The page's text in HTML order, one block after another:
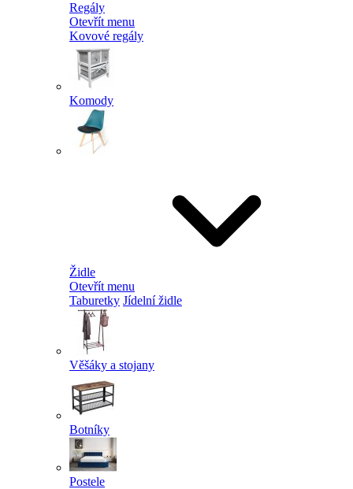
Regály
Otevřít menu
Kovové regály
Komody
Židle
Otevřít menu
Taburetky Jídelní židle
Věšáky a stojany
Botníky
Postele